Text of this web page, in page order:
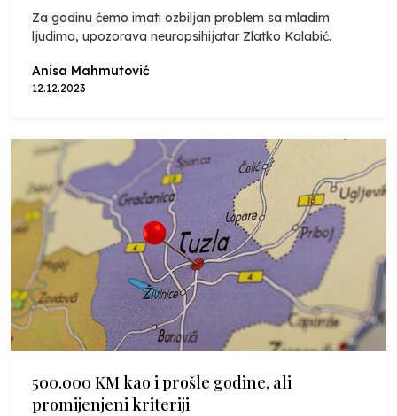
Za godinu ćemo imati ozbiljan problem sa mladim
ljudima, upozorava neuropsihijatar Zlatko Kalabić.
Anisa Mahmutović
12.12.2023
500.000 KM kao i prošle godine, ali
promijenjeni kriteriji